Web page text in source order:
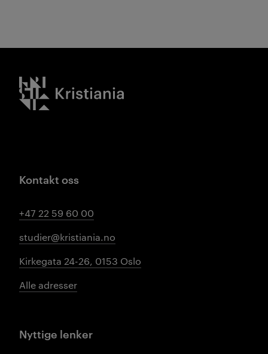
Kristiania logo
Kontakt oss
+47 22 59 60 00
studier@kristiania.no
Kirkegata 24-26, 0153 Oslo
Alle adresser
Nyttige lenker